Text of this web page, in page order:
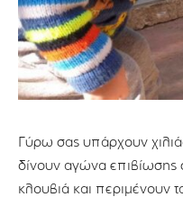
Γύρω σας υπάρχουν
δίνουν αγώνα
κλουβιά και περιμένουν